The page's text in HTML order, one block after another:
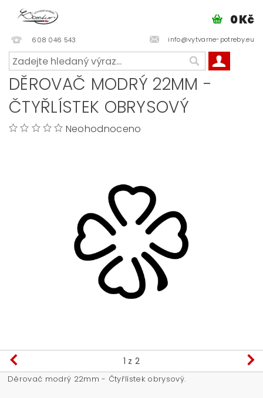
608 046 543 info@vytvarne-potreby.eu
0 Kč
DĚROVAČ MODRÝ 22MM -
ČTYŘLÍSTEK OBRYSOVÝ
Neohodnoceno
1 z 2
Děrovač modrý 22mm - Čtyřlístek obrysový.